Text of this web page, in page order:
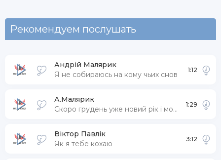
Рекомендуем послушать
Андрій Малярик
Я не собираюсь на кому чьих снов
1:12
А.Малярик
Скоро грудень уже новий рік і морози
1:29
Віктор Павлік
Як я тебе кохаю
3:12